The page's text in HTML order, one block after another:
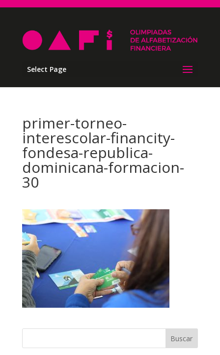
Select Page
primer-torneo-
interescolar-financity-
fondesa-republica-
dominicana-formacion-
30